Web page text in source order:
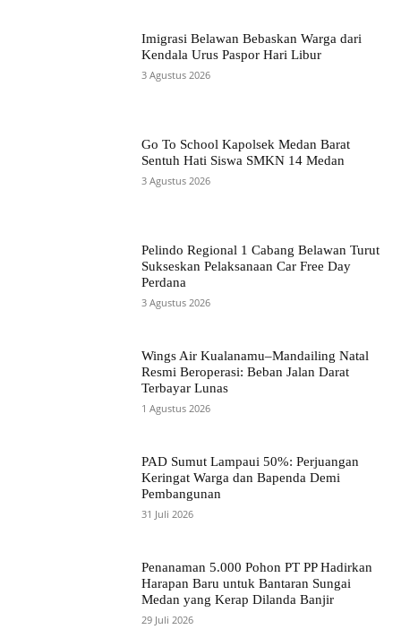
Imigrasi Belawan Bebaskan Warga dari
Kendala Urus Paspor Hari Libur
3 Agustus 2026
Go To School Kapolsek Medan Barat
Sentuh Hati Siswa SMKN 14 Medan
3 Agustus 2026
Pelindo Regional 1 Cabang Belawan Turut
Sukseskan Pelaksanaan Car Free Day
Perdana
3 Agustus 2026
Wings Air Kualanamu–Mandailing Natal
Resmi Beroperasi: Beban Jalan Darat
Terbayar Lunas
1 Agustus 2026
PAD Sumut Lampaui 50%: Perjuangan
Keringat Warga dan Bapenda Demi
Pembangunan
31 Juli 2026
Penanaman 5.000 Pohon PT PP Hadirkan
Harapan Baru untuk Bantaran Sungai
Medan yang Kerap Dilanda Banjir
29 Juli 2026